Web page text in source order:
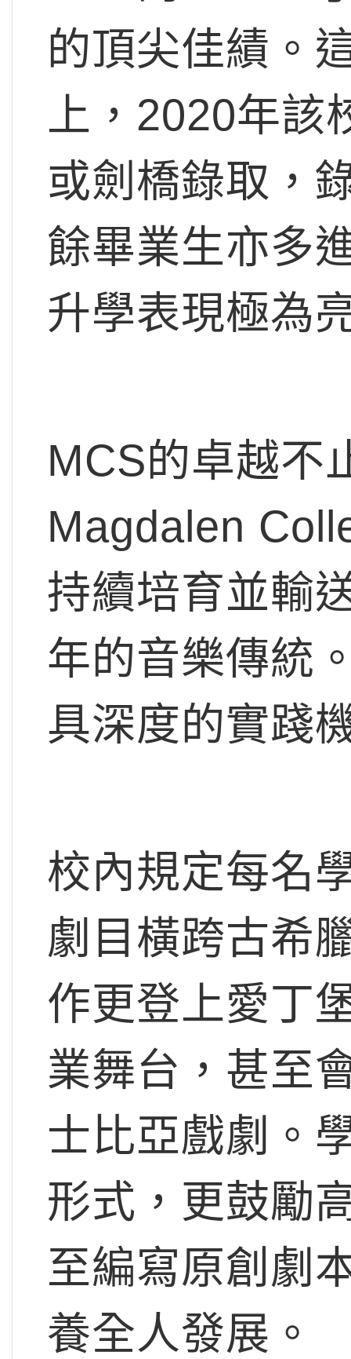
的頂尖佳績。
上，2020年該
或劍橋錄取，
餘畢業生亦多
升學表現極為
MCS的卓越不
Magdalen
持續培育並輸
年的音樂傳統
具深度的實踐
校內規定每名
劇目橫跨古希
作更登上愛丁
業舞台，甚至
士比亞戲劇。
形式，更鼓勵
至編寫原創劇
養全人發展。